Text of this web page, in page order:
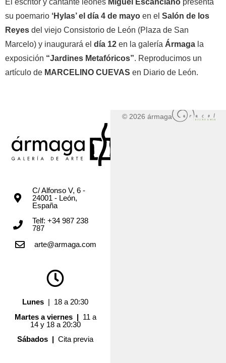
El escritor y cantante leonés Miguel Escanciano presenta
su poemario ‘Hylas’ el día 4 de mayo en el Salón de los
Reyes del viejo Consistorio de León (Plaza de San
Marcelo) y inaugurará el día 12 en la galería Ármaga la
exposición “Jardines Metafóricos”. Reproducimos un
artículo de MARCELINO CUEVAS en Diario de León.
C/ Alfonso V, 6 -
24001 - León,
España
Telf: +34 987 238
787
arte@armaga.com
Lunes | 18 a 20:30
Martes a viernes | 11 a
14 y 18 a 20:30
Sábados |Cita previa
© 2026 ármaga